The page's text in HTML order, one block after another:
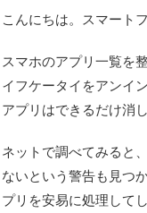
こんにちは。スマート
スマホのアプリ一覧を
イフケータイをアンイ
アプリはできるだけ消
ネットで調べてみると
ないという警告も見つ
プリを安易に処理して